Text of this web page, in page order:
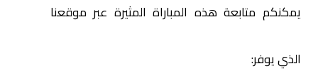
يمكنكم متابعة هذه المباراة المثيرة عبر موقعنا
الذي يوفر: